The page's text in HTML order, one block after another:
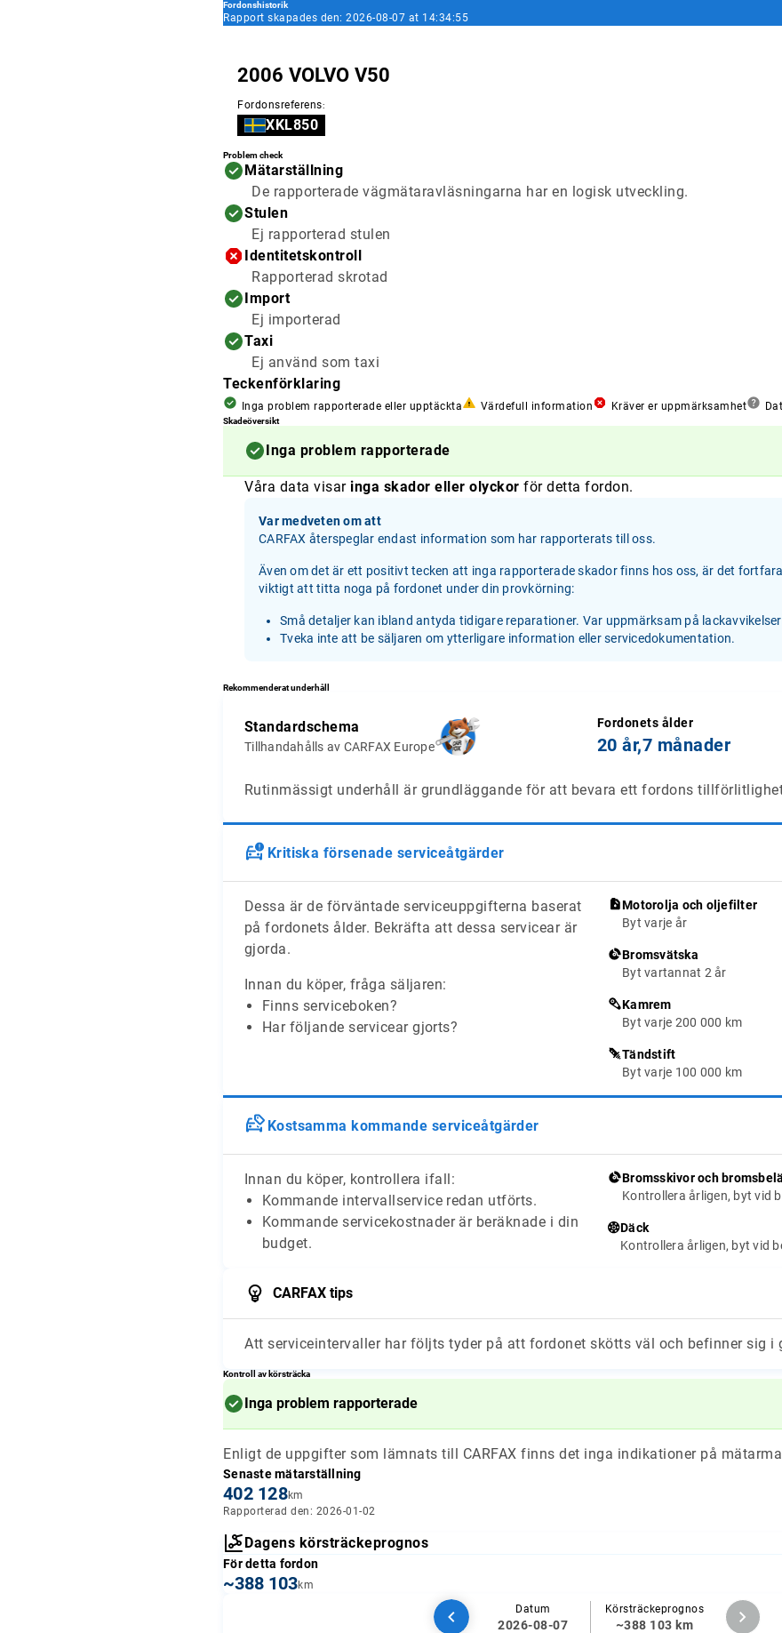
Fordonshistorik
Rapport skapades den: 2026-08-07 at 14:34:55
2006 VOLVO V50
Fordonsreferens:
XKL850
Problem check
Mätarställning
De rapporterade vägmätaravläsningarna har en logisk utveckling.
Stulen
Ej rapporterad stulen
Identitetskontroll
Rapporterad skrotad
Import
Ej importerad
Taxi
Ej använd som taxi
Teckenförklaring
Inga problem rapporterade eller upptäckta Värdefull information Kräver er uppmärksamhet
Skadeöversikt
Inga problem rapporterade
Våra data visar inga skador eller olyckor för detta fordon.
Var medveten om att
CARFAX återspeglar endast information som har rapporterats till oss.
Även om det är ett positivt tecken att inga rapporterade skador finns hos oss, är det
viktigt att titta noga på fordonet under din provkörning:
Små detaljer kan ibland antyda tidigare reparationer. Var uppmärksam på
Tveka inte att be säljaren om ytterligare information eller servicedokumentation.
Rekommenderat underhåll
Standardschema
Tillhandahålls av CARFAX Europe
Fordonets ålder
20 år,7 månader
Rutinmässigt underhåll är grundläggande för att bevara ett fordons
Kritiska försenade serviceåtgärder
Dessa är de förväntade serviceuppgifterna baserat
på fordonets ålder. Bekräfta att dessa servicear är
gjorda.
Innan du köper, fråga säljaren:
Finns serviceboken?
Har följande servicear gjorts?
Motorolja och oljefilter
Byt varje år
Bromsvätska
Byt vartannat 2 år
Kamrem
Byt varje 200 000 km
Tändstift
Byt varje 100 000 km
Kostsamma kommande serviceåtgärder
Innan du köper, kontrollera ifall:
Kommande intervallservice redan utförts.
Kommande servicekostnader är beräknade i din
budget.
Bromsskivor och
Kontrollera årligen, byt vid
Däck
Kontrollera årligen, byt vid
CARFAX tips
Att serviceintervaller har följts tyder på att fordonet skötts väl och befinner sig i
Kontroll av körsträcka
Inga problem rapporterade
Enligt de uppgifter som lämnats till CARFAX finns det inga indikationer på
Senaste mätarställning
402 128km
Rapporterad den: 2026-01-02
Dagens körsträckeprognos
För detta fordon
~388 103km
Datum
2026-08-07
Körsträckeprognos
~388 103 km